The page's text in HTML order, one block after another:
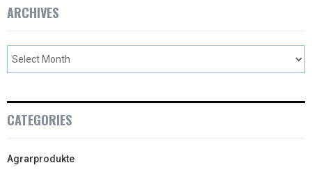
ARCHIVES
CATEGORIES
Agrarprodukte